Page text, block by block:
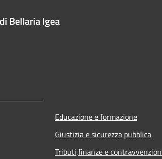
Bellaria Igea
Educazione e formazione
Giustizia e sicurezza pubblica
Tributi,finanze e